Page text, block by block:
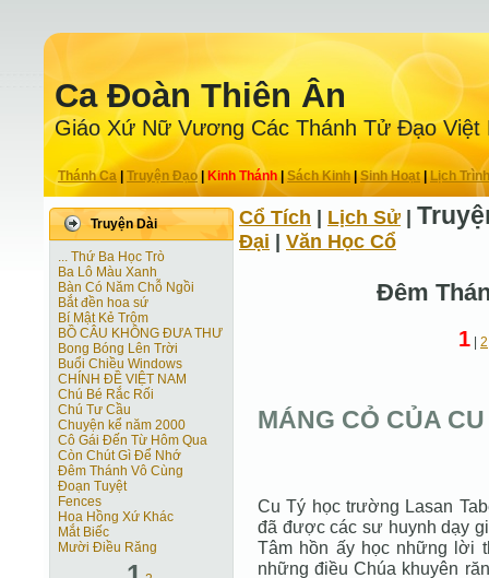
Ca Ðoàn Thiên Ân
Giáo Xứ Nữ Vương Các Thánh Tử Ðạo Việt
Thánh Ca Truyện Ðạo| Kinh Thánh Sách Kinh|Sinh Hoạt| Lịch Trình
Truyện Dài
... Thứ Ba Học Trò
Ba Lô Màu Xanh
Bàn Có Năm Chỗ Ngồi
Bắt đền hoa sứ
Bí Mật Kẻ Trộm
BỒ CÂU KHÔNG ĐƯA THƯ
Bong Bóng Lên Trời
Buổi Chiều Windows
CHÍNH ĐỀ VIỆT NAM
Chú Bé Rắc Rối
Chú Tư Cầu
Chuyện kể năm 2000
Cô Gái Ðến Từ Hôm Qua
Còn Chút Gì Ðể Nhớ
Đêm Thánh Vô Cùng
Ðoạn Tuyệt
Fences
Hoa Hồng Xứ Khác
Mắt Biếc
Mười Điều Răng
Cổ Tích Lịch Sử
Ðại Văn Học Cổ
Đêm
1 2
MÁNG CỎ CỦA CU
Cu Tý học trường Lasan
đã được các sư huynh dạy
Tâm hồn ấy học những lời
những điều Chúa khuyên